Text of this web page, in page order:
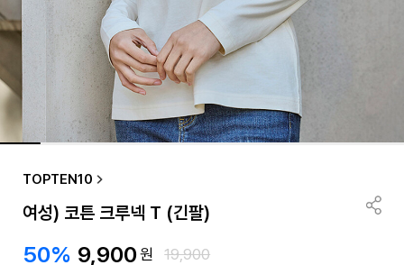
TOPTEN10
여성) 코튼 크루넥 T (긴팔)
50% 9,900원 19,900